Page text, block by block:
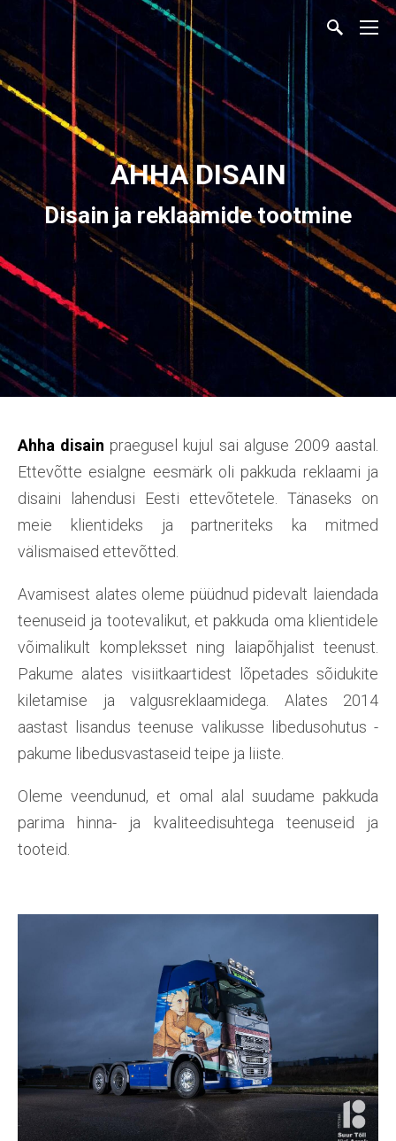
AHHA DISAIN
Disain ja reklaamide tootmine
Ahha disain praegusel kujul sai alguse 2009 aastal.
Ettevõtte esialgne eesmärk oli pakkuda reklaami ja
disaini lahendusi Eesti ettevõtetele. Tänaseks on
meie klientideks ja partneriteks ka mitmed
välismaised ettevõtted.
Avamisest alates oleme püüdnud pidevalt laiendada
teenuseid ja tootevalikut, et pakkuda oma klientidele
võimalikult kompleksset ning laiapõhjalist teenust.
Pakume alates visiitkaartidest lõpetades sõidukite
kiletamise ja valgusreklaamidega. Alates 2014
aastast lisandus teenuse valikusse libedusohutus -
pakume libedusvastaseid teipe ja liiste.
Oleme veendunud, et omal alal suudame pakkuda
parima hinna- ja kvaliteedisuhtega teenuseid ja
tooteid.